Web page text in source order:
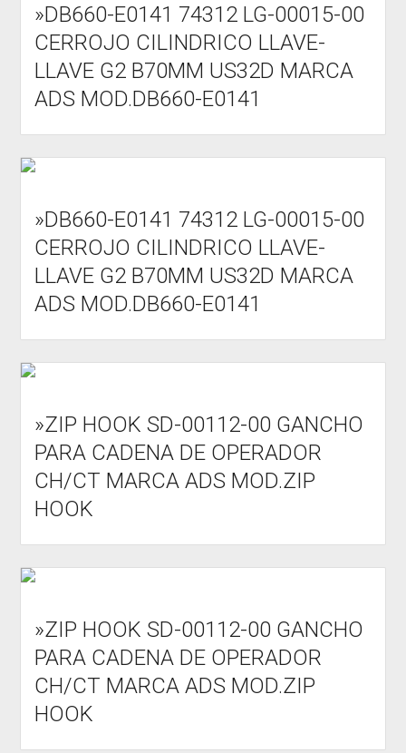
»DB660-E0141 74312 LG-00015-00
CERROJO CILINDRICO LLAVE-
LLAVE G2 B70MM US32D MARCA
ADS MOD.DB660-E0141
»DB660-E0141 74312 LG-00015-00
CERROJO CILINDRICO LLAVE-
LLAVE G2 B70MM US32D MARCA
ADS MOD.DB660-E0141
»ZIP HOOK SD-00112-00 GANCHO
PARA CADENA DE OPERADOR
CH/CT MARCA ADS MOD.ZIP
HOOK
»ZIP HOOK SD-00112-00 GANCHO
PARA CADENA DE OPERADOR
CH/CT MARCA ADS MOD.ZIP
HOOK